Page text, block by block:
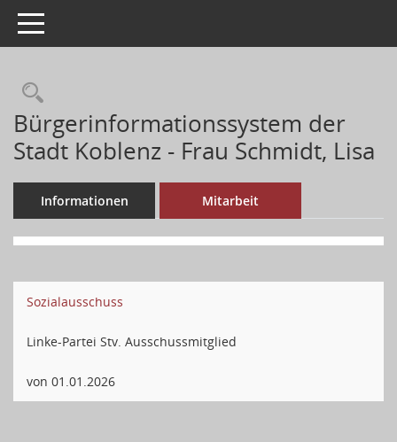
Toggle navigation
Bürgerinformationssystem der
Stadt Koblenz - Frau Schmidt, Lisa
Informationen Mitarbeit
Sozialausschuss
Linke-Partei Stv. Ausschussmitglied
von 01.01.2026